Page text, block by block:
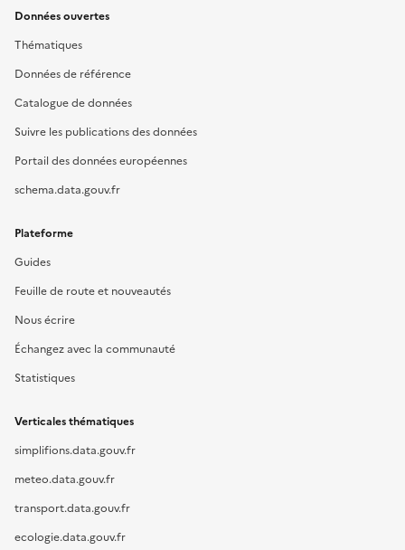
Données ouvertes
Thématiques
Données de référence
Catalogue de données
Suivre les publications des données
Portail des données européennes
schema.data.gouv.fr
Plateforme
Guides
Feuille de route et nouveautés
Nous écrire
Échangez avec la communauté
Statistiques
Verticales thématiques
simplifions.data.gouv.fr
meteo.data.gouv.fr
transport.data.gouv.fr
ecologie.data.gouv.fr